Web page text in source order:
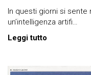
In questi giorni si sente
un’intelligenza artifi…
Leggi tutto